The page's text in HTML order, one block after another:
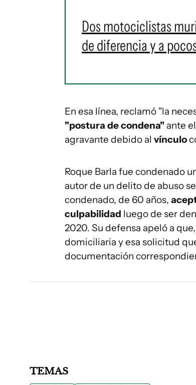
Dos motociclistas
de diferencia y a
En esa línea, reclamó "la
"postura de condena" ante
agravante debido al vínculo
Roque Barla fue condenado
autor de un delito de abuso
condenado, de 60 años,
culpabilidad luego de ser
2020. Su defensa apeló a
domiciliaria y esa solicitud
documentación
TEMAS